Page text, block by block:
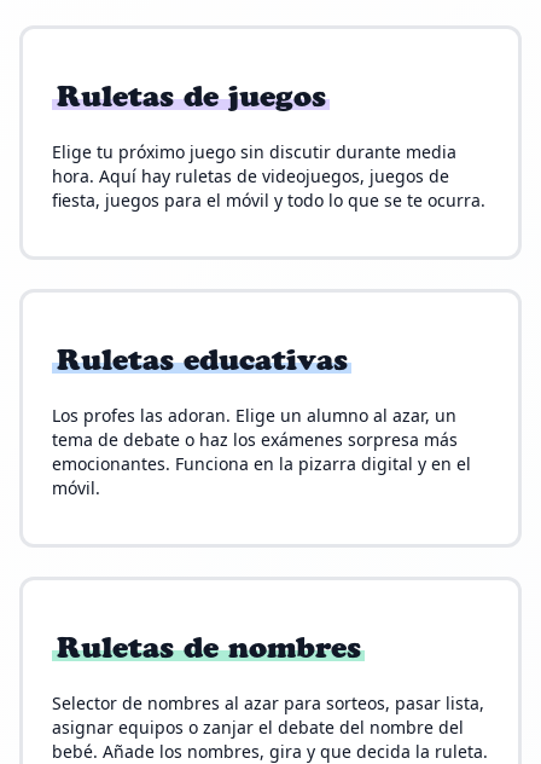
Ruletas de juegos
Elige tu próximo juego sin discutir durante media
hora. Aquí hay ruletas de videojuegos, juegos de
fiesta, juegos para el móvil y todo lo que se te ocurra.
Ruletas educativas
Los profes las adoran. Elige un alumno al azar, un
tema de debate o haz los exámenes sorpresa más
emocionantes. Funciona en la pizarra digital y en el
móvil.
Ruletas de nombres
Selector de nombres al azar para sorteos, pasar lista,
asignar equipos o zanjar el debate del nombre del
bebé. Añade los nombres, gira y que decida la ruleta.